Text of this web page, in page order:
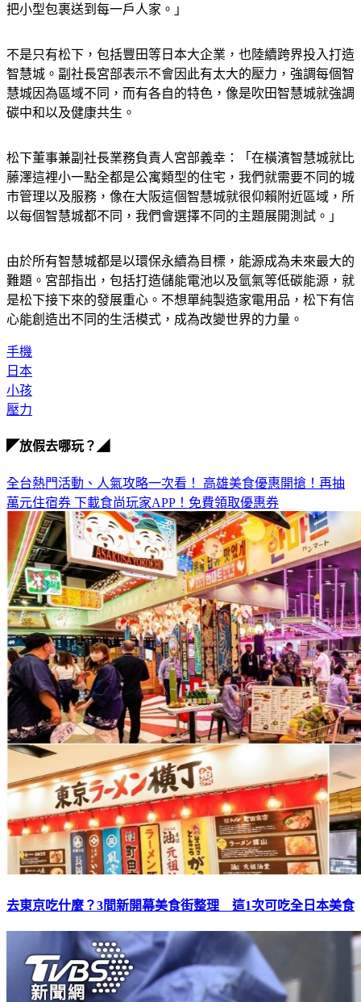
把小型包裹送到每一戶人家。」
不是只有松下，包括豐田等日本大企業，也陸續跨界投入打造
智慧城。副社長宮部表示不會因此有太大的壓力，強調每個智
慧城因為區域不同，而有各自的特色，像是吹田智慧城就強調
碳中和以及健康共生。
松下董事兼副社長業務負責人宮部義幸：「在橫濱智慧城就比
藤澤這裡小一點全都是公寓類型的住宅，我們就需要不同的城
市管理以及服務，像在大阪這個智慧城就很仰賴附近區域，所
以每個智慧城都不同，我們會選擇不同的主題展開測試。」
由於所有智慧城都是以環保永續為目標，能源成為未來最大的
難題。宮部指出，包括打造儲能電池以及氫氣等低碳能源，就
是松下接下來的發展重心。不想單純製造家電用品，松下有信
心能創造出不同的生活模式，成為改變世界的力量。
手機
日本
小孩
壓力
◤放假去哪玩？◢
全台熱門活動、人氣攻略一次看！ 高雄美食優惠開搶！再抽
萬元住宿券 下載食尚玩家APP！免費領取優惠券
去東京吃什麼？3間新開幕美食街整理 這1次可吃全日本美食